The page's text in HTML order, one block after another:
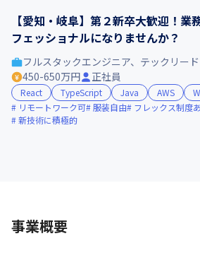
【愛知・岐阜】第２新卒大歓迎！業
フェッショナルになりませんか？
フルスタックエンジニア、テックリード
450-650万円
正社員
React TypeScript Java AWS
リモートワーク可 服装自由 フレックス制度
新技術に積極的
事業概要